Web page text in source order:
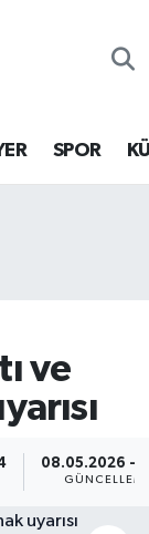
SPOR
ve
08.05.2026 -